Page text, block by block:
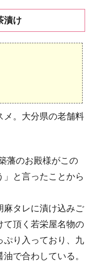
漬け
メ。大分県の老舗料
藩のお殿様がこの
と言ったことから
麻タレに漬け込みご
て頂く若栄屋名物の
ぷり入っており、九
で合わしている。